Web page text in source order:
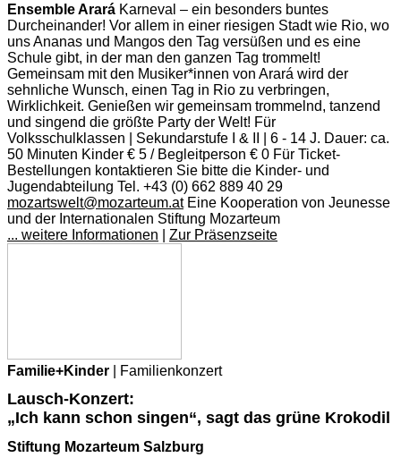
Ensemble Arará Karneval – ein besonders buntes
Durcheinander! Vor allem in einer riesigen Stadt wie Rio, wo
uns Ananas und Mangos den Tag versüßen und es eine
Schule gibt, in der man den ganzen Tag trommelt!
Gemeinsam mit den Musiker*innen von Arará wird der
sehnliche Wunsch, einen Tag in Rio zu verbringen,
Wirklichkeit. Genießen wir gemeinsam trommelnd, tanzend
und singend die größte Party der Welt! Für
Volksschulklassen | Sekundarstufe I & II | 6 - 14 J. Dauer: ca.
50 Minuten Kinder € 5 / Begleitperson € 0 Für Ticket-
Bestellungen kontaktieren Sie bitte die Kinder- und
Jugendabteilung Tel. +43 (0) 662 889 40 29
mozartswelt@mozarteum.atEine Kooperation von Jeunesse
und der Internationalen Stiftung Mozarteum
... weitere Informationen
Zur Präsenzseite
Familie+Kinder | Familienkonzert
Lausch-Konzert:
„Ich kann schon singen“, sagt das grüne Krokodil
Stiftung Mozarteum Salzburg